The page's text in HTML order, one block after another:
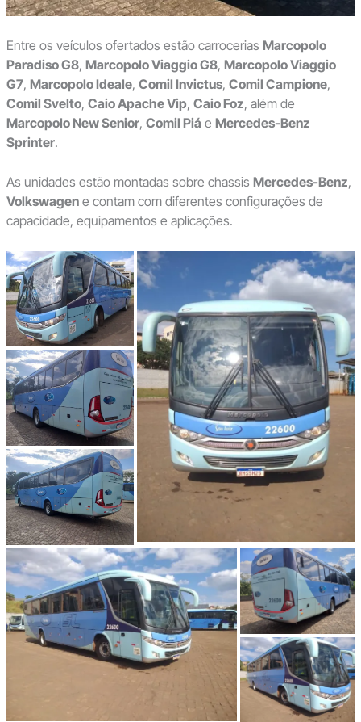
Entre os veículos ofertados estão carrocerias Marcopolo
Paradiso G8, Marcopolo Viaggio G8, Marcopolo Viaggio
G7, Marcopolo Ideale, Comil Invictus, Comil Campione,
Comil Svelto, Caio Apache Vip, Caio Foz, além de
Marcopolo New Senior, Comil Piá e Mercedes-Benz
Sprinter.
As unidades estão montadas sobre chassis Mercedes-Benz,
Volkswagene contam com diferentes configurações de
capacidade, equipamentos e aplicações.